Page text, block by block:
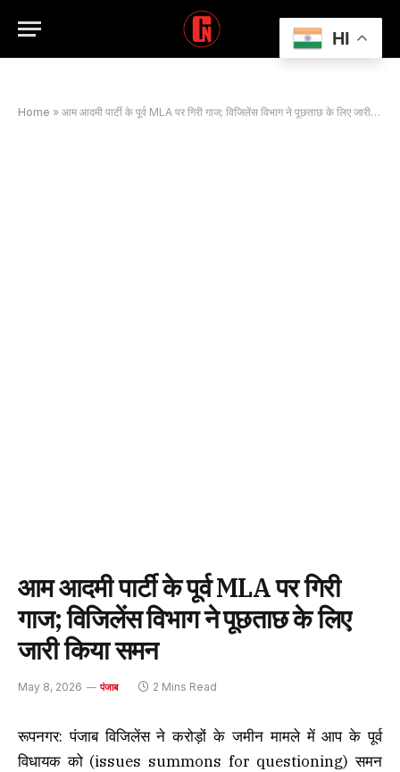
Home » आम आदमी पार्टी के पूर्व MLA पर गिरी गाज; विजिलेंस विभाग ने पूछताछ के लिए जारी किया समन
आम आदमी पार्टी के पूर्व MLA पर गिरी
गाज; विजिलेंस विभाग ने पूछताछ के लिए
जारी किया समन
May 8, 2026 पंजाब 2 Mins Read
रूपनगर: पंजाब विजिलेंस ने करोड़ों के जमीन मामले में आप के पूर्व
विधायक को (issues summons for questioning) समन
HI